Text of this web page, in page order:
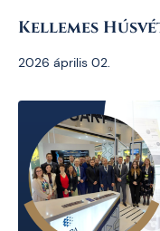
Kellemes
2026 április 02.